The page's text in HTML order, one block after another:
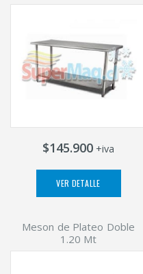
$145.900 +iva
VER DETALLE
Meson de Plateo Doble
1.20 Mt